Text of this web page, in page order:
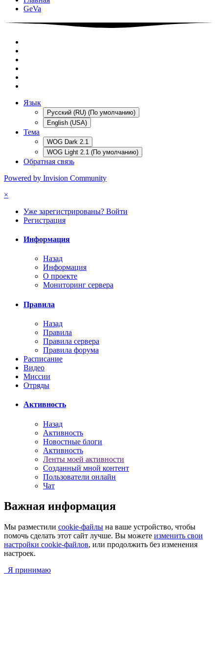
GeVa
Язык
Русский (RU) (По умолчанию)
English (USA)
Тема
WOG Dark 2.1
WOG Light 2.1 (По умолчанию)
Обратная связь
Powered by Invision Community
×
Уже зарегистрированы? Войти
Регистрация
Информация
Назад
Информация
О проекте
Мониторинг сервера
Правила
Назад
Правила
Правила сервера
Правила форума
Расписание
Видео
Миссии
Отряды
Активность
Назад
Активность
Новостные блоги
Активность
Ленты моей активности
Созданный мной контент
Пользователи онлайн
Чат
Важная информация
Мы разместили cookie-файлы на ваше устройство, чтобы
помочь сделать этот сайт лучше. Вы можете изменить свои
настройки cookie-файлов, или продолжить без изменения
настроек.
Я принимаю